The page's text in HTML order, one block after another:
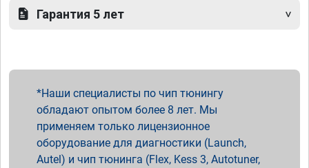
Гарантия 5 лет
Наши специалисты по чип тюнингу
обладают опытом более 8 лет. Мы
применяем только лицензионное
оборудование для диагностики (Launch,
Autel) и чип тюнинга (Flex, Kess 3, Autotuner,